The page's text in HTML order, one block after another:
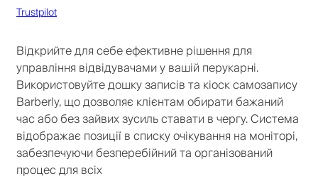
Trustpilot
Відкрийте для себе ефективне рішення для
управління відвідувачами у вашій перукарні.
Використовуйте дошку записів та кіоск самозапису
Barberly, що дозволяє клієнтам обирати бажаний
час або без зайвих зусиль ставати в чергу. Система
відображає позиції в списку очікування на моніторі,
забезпечуючи безперебійний та організований
процес для всіх